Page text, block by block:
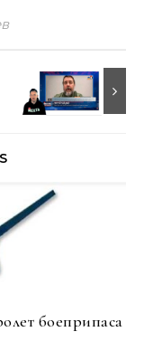
боеприпаса